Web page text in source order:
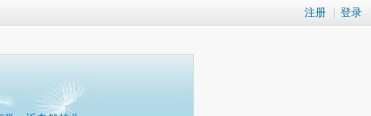
注册 登录